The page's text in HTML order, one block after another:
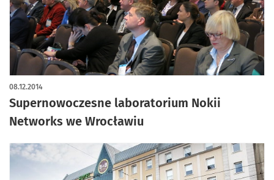
Supernowoczesne laboratorium Nokii
Networks we Wrocławiu
08.12.2014